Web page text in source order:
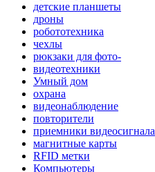
детские планшеты
дроны
робототехника
чехлы
рюкзаки для фото-
видеотехники
Умный дом
охрана
видеонаблюдение
повторители
приемники видеосигнала
магнитные карты
RFID метки
Компьютеры